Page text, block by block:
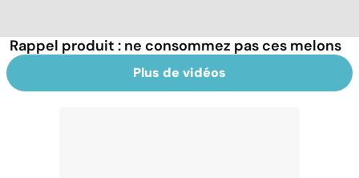
Rappel produit : ne consommez pas ces melons
Plus de vidéos